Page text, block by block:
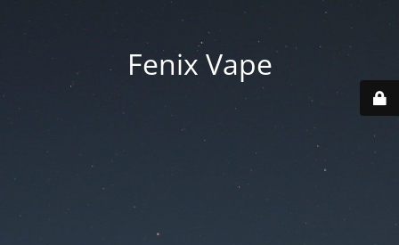
Fenix Vape